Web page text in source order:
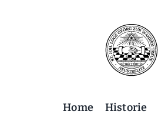
Home Historie